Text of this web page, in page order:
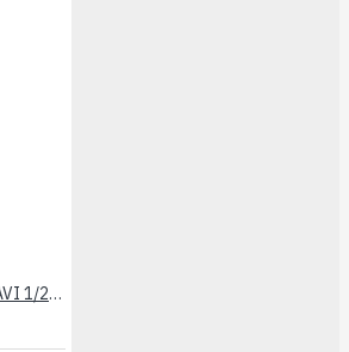
RAD. NAVIJAK PRAVI 1/2" HEIMEIER